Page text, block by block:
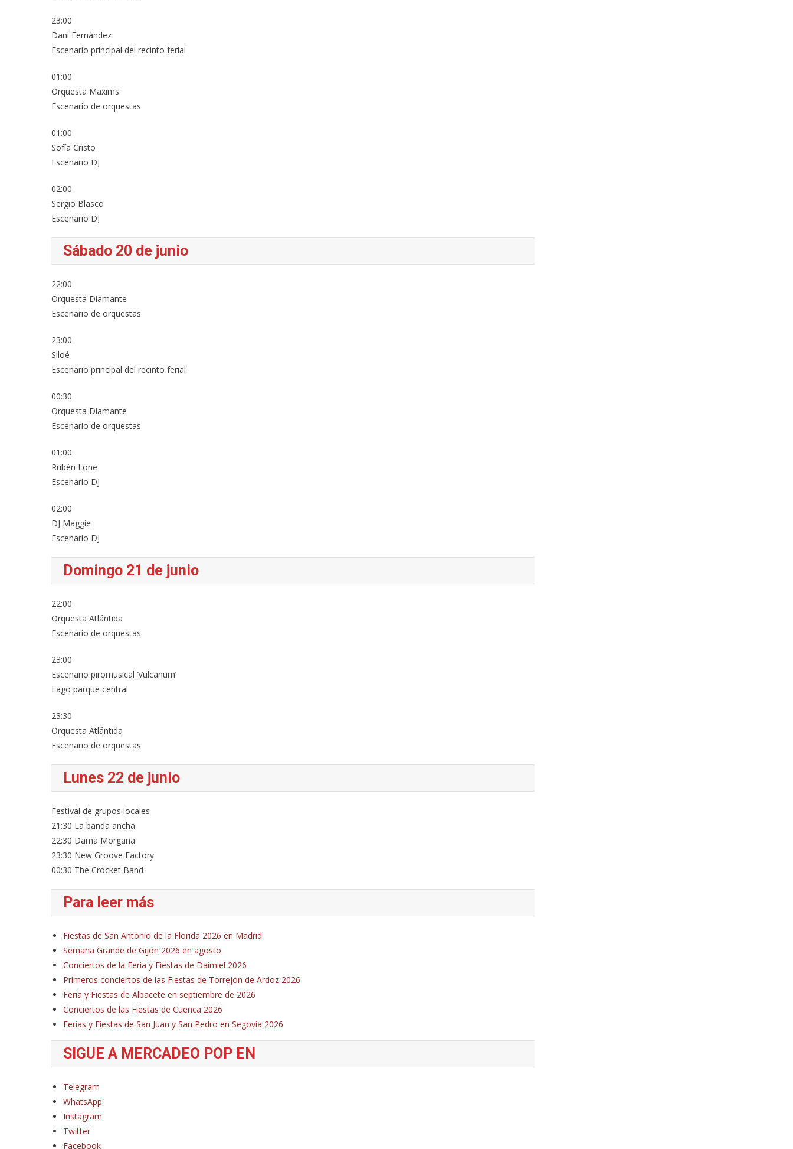
23:00
Dani Fernández
Escenario principal del recinto ferial
01:00
Orquesta Maxims
Escenario de orquestas
01:00
Sofía Cristo
Escenario DJ
02:00
Sergio Blasco
Escenario DJ
Sábado 20 de junio
22:00
Orquesta Diamante
Escenario de orquestas
23:00
Siloé
Escenario principal del recinto ferial
00:30
Orquesta Diamante
Escenario de orquestas
01:00
Rubén Lone
Escenario DJ
02:00
DJ Maggie
Escenario DJ
Domingo 21 de junio
22:00
Orquesta Atlántida
Escenario de orquestas
23:00
Escenario piromusical ‘Vulcanum’
Lago parque central
23:30
Orquesta Atlántida
Escenario de orquestas
Lunes 22 de junio
Festival de grupos locales
21:30 La banda ancha
22:30 Dama Morgana
23:30 New Groove Factory
00:30 The Crocket Band
Para leer más
Fiestas de San Antonio de la Florida 2026 en Madrid
Semana Grande de Gijón 2026 en agosto
Conciertos de la Feria y Fiestas de Daimiel 2026
Primeros conciertos de las Fiestas de Torrejón de Ardoz 2026
Feria y Fiestas de Albacete en septiembre de 2026
Conciertos de las Fiestas de Cuenca 2026
Ferias y Fiestas de San Juan y San Pedro en Segovia 2026
SIGUE A MERCADEO POP EN
Telegram
WhatsApp
Instagram
Twitter
Facebook